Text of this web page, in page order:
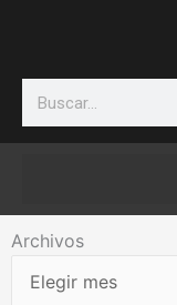
Search
Archivos
Archivos